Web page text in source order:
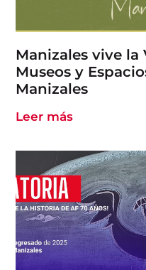
Manizales vive la
Museos y
Manizales
Leer más